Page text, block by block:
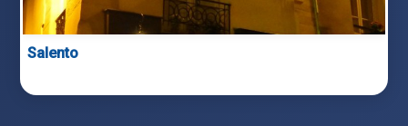
Salento